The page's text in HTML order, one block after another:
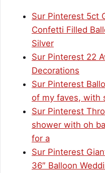
Sur Pinterest 5ct
Confetti Filled
Silver
Sur Pinterest 22
Decorations
Sur Pinterest
of my faves, with
Sur Pinterest
shower with oh
for a
Sur Pinterest
36″ Balloon